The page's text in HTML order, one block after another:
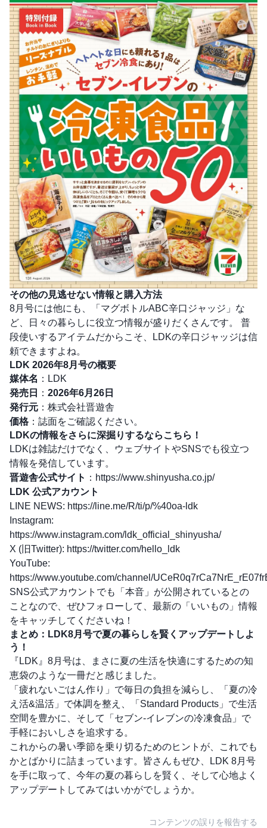
その他の見逃せない情報と購入方法
8月号には他にも、「マグボトルABC辛口ジャッジ」な
ど、日々の暮らしに役立つ情報が盛りだくさんです。 普
段使いするアイテムだからこそ、LDKの辛口ジャッジは信
頼できますよね。
LDK 2026年8月号の概要
媒体名 ：LDK
発売日
： 2026年6月26日
発行元 ：株式会社晋遊舎
価格：誌面をご確認ください。
LDKの情報をさらに深掘りするならこちら！
LDKは雑誌だけでなく、ウェブサイトやSNSでも役立つ
情報を発信しています。
晋遊舎公式サイト ： https://www.shinyusha.co.jp/
LDK 公式アカウント
LINE NEWS: https://line.me/R/ti/p/%40oa-ldk
Instagram:
https://www.instagram.com/ldk_official_shinyusha/
X (旧Twitter): https://twitter.com/hello_ldk
YouTube:
https://www.youtube.com/channel/
SNS公式アカウントでも「本音」が公開されているとの
ことなので、ぜひフォローして、最新の「いいもの」情報
をキャッチしてくださいね！
まとめ：LDK8月号で夏の暮らしを賢くアップデートしよ
う！
『LDK』8月号は、まさに夏の生活を快適にするための知
恵袋のような一冊だと感じました。
「疲れないごはん作り」で毎日の負担を減らし、「夏の冷
え活&温活」で体調を整え、「Standard Products」で生活
空間を豊かに、そして「セブン-イレブンの冷凍食品」で
手軽においしさを追求する。
これからの暑い季節を乗り切るためのヒントが、これでも
かとばかりに詰まっています。皆さんもぜひ、LDK 8月号
を手に取って、今年の夏の暮らしを賢く、そして心地よく
アップデートしてみてはいかがでしょうか。
コンテンツの誤りを報告する